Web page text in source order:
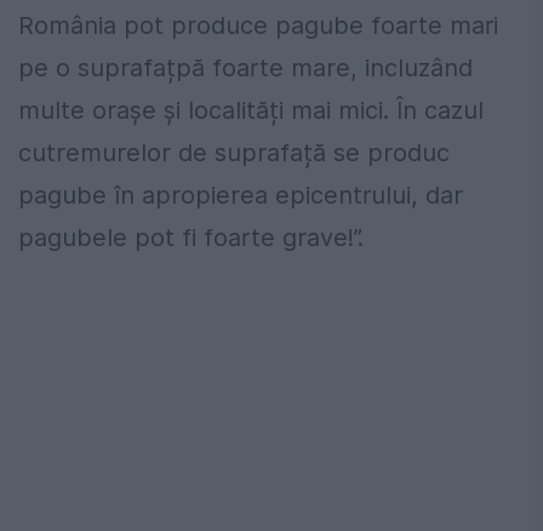
România pot produce pagube foarte mari
pe o suprafațpă foarte mare, incluzând
multe orașe și localități mai mici. În cazul
cutremurelor de suprafață se produc
pagube în apropierea epicentrului, dar
pagubele pot fi foarte grave!”.